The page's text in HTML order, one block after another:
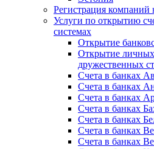
Регистрация компаний
Услуги по открытию
системах
Открытие
Открытие
дружественных
Счета в банках
Счета в банках
Счета в банках
Счета в банках
Счета в банках
Счета в банках
Счета в банках